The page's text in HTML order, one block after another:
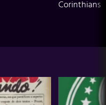
Corinthians